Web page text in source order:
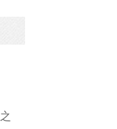
之